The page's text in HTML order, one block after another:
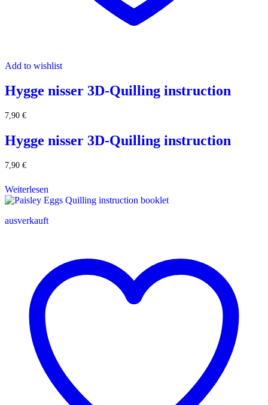
Add to wishlist
Hygge nisser 3D-Quilling instruction
7,90 €
Hygge nisser 3D-Quilling instruction
7,90 €
Weiterlesen
ausverkauft